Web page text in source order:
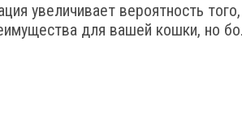
увеличивает вероятность
для вашей кошки, но